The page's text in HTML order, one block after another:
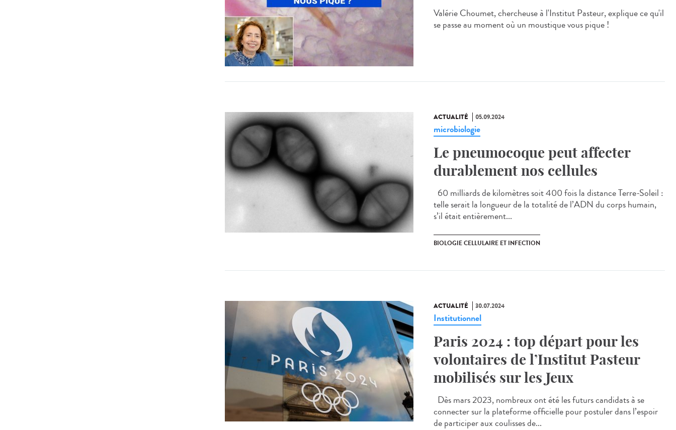
Valérie Choumet, chercheuse à l'Institut Pasteur, explique ce qu'il
se passe au moment où un moustique vous pique !
ACTUALITÉ 05.09.2024
microbiologie
Le pneumocoque peut affecter
durablement nos cellules
60 milliards de kilomètres soit 400 fois la distance Terre-Soleil :
telle serait la longueur de la totalité de l’ADN du corps humain,
s’il était entièrement...
BIOLOGIE CELLULAIRE ET INFECTION
ACTUALITÉ 30.07.2024
Institutionnel
Paris 2024 : top départ pour les
volontaires de l’Institut Pasteur
mobilisés sur les Jeux
Dès mars 2023, nombreux ont été les futurs candidats à se
connecter sur la plateforme officielle pour postuler dans l’espoir
de participer aux coulisses de...